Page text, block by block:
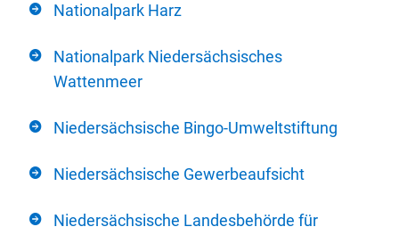
Nationalpark Harz
Nationalpark Niedersächsisches
Wattenmeer
Niedersächsische Bingo-Umweltstiftung
Niedersächsische Gewerbeaufsicht
Niedersächsische Landesbehörde für